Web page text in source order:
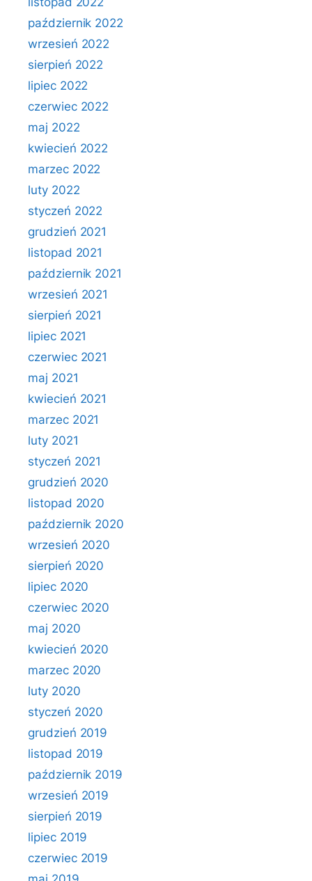
październik 2022
wrzesień 2022
sierpień 2022
lipiec 2022
czerwiec 2022
maj 2022
kwiecień 2022
marzec 2022
luty 2022
styczeń 2022
grudzień 2021
listopad 2021
październik 2021
wrzesień 2021
sierpień 2021
lipiec 2021
czerwiec 2021
maj 2021
kwiecień 2021
marzec 2021
luty 2021
styczeń 2021
grudzień 2020
listopad 2020
październik 2020
wrzesień 2020
sierpień 2020
lipiec 2020
czerwiec 2020
maj 2020
kwiecień 2020
marzec 2020
luty 2020
styczeń 2020
grudzień 2019
listopad 2019
październik 2019
wrzesień 2019
sierpień 2019
lipiec 2019
czerwiec 2019